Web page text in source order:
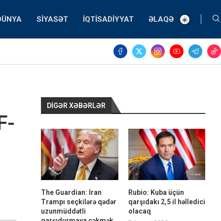
SIYASƏT İQTISADIYYAT ƏLAQƏ
DIGƏR XƏBƏRLƏR
The Guardian: İran
Trampı seçkilərə qədər
uzunmüddətli
Rubio: Kuba üçün
qarşıdakı 2,5 il həlledici
olacaq